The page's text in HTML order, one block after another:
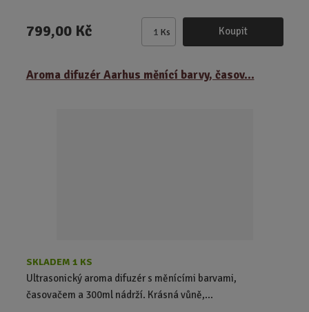
799,00 Kč
Z
ě
Ks Koupit
Aroma difuzér Aarhus měnící barvy, časov...
SKLADEM 1 KS
Ultrasonický aroma difuzér s měnícími barvami,
časovačem a 300ml nádrží. Krásná vůně,...